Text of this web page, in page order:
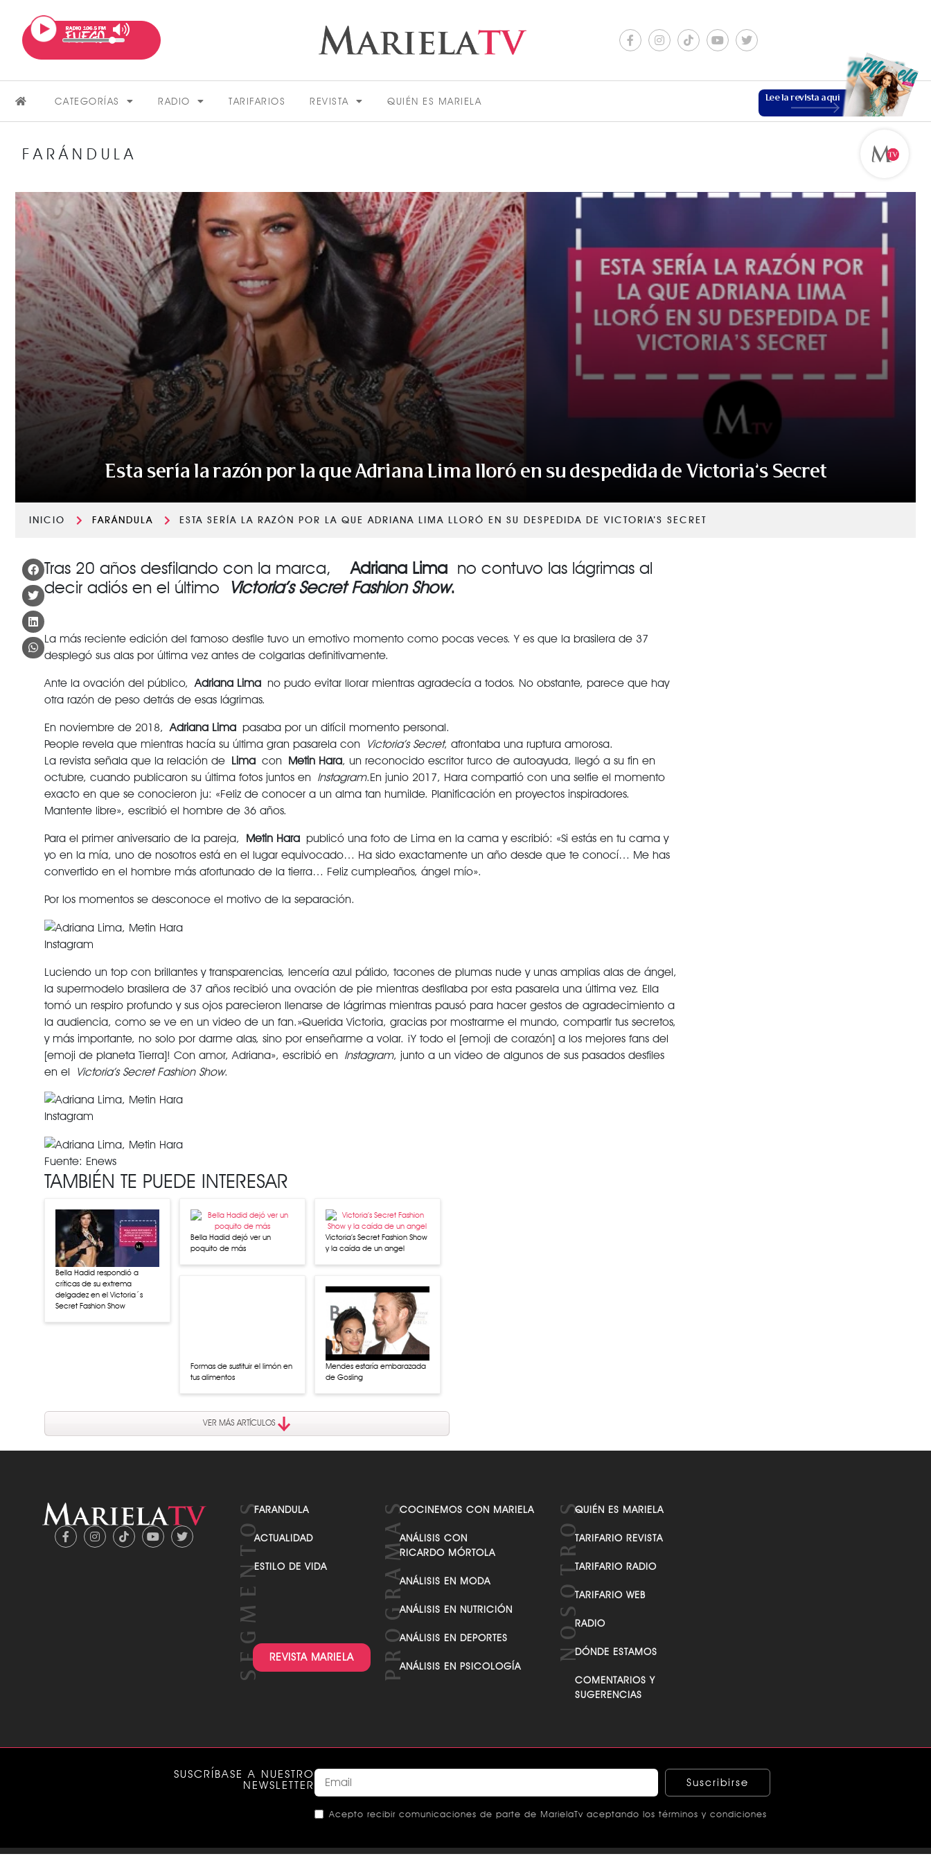
CATEGORÍAS RADIO TARIFARIOS REVISTA QUIÉN ES MARIELA Lee la revista aquí
FARÁNDULA
VER MÁS
ACTUALIDAD
VER MÁS
ESTILO DE VIDA
VER MÁS
VER TODAS LAS CATEGORÍAS
FARÁNDULA
Esta sería la razón por la que Adriana Lima lloró en su despedida de Victoria’s Secret
INICIO FARÁNDULA ESTA SERÍA LA RAZÓN POR LA QUE ADRIANA LIMA LLORÓ EN SU DESPEDIDA DE VICTORIA’S SECRET
Tras 20 años desfilando con la marca,Adriana Limano contuvo las lágrimas al
decir adiós en el último
Victoria’s Secret Fashion Show.
La más reciente edición del famoso desfile tuvo un emotivo momento como pocas veces. Y es que la brasilera de 37
desplegó sus alas por última vez antes de colgarlas definitivamente.
Ante la ovación del público,Adriana Lima no pudo evitar llorar mientras agradecía a todos. No obstante, parece que hay
otra razón de peso detrás de esas lágrimas.
En noviembre de 2018,Adriana Limapasaba por un difícil momento personal.
People revela que mientras hacía su última gran pasarela con
Victoria’s Secret, afrontaba una ruptura amorosa.
La revista señala que la relación de Limacon Metin Hara, un reconocido escritor turco de autoayuda, llegó a su fin en
octubre, cuando publicaron su última fotos juntos en Instagram.En junio 2017, Hara compartió con una selfie el momento
exacto en que se conocieron ju: «Feliz de conocer a un alma tan humilde. Planificación en proyectos inspiradores.
Mantente libre», escribió el hombre de 36 años.
Para el primer aniversario de la pareja, Metin Harapublicó una foto de Lima en la cama y escribió: «Si estás en tu cama y
yo en la mía, uno de nosotros está en el lugar equivocado… Ha sido exactamente un año desde que te conocí… Me has
convertido en el hombre más afortunado de la tierra… Feliz cumpleaños, ángel mío».
Por los momentos se desconoce el motivo de la separación.
Instagram
Luciendo un top con brillantes y transparencias, lencería azul pálido, tacones de plumas nude y unas amplias alas de ángel,
la supermodelo brasilera de 37 años recibió una ovación de pie mientras desfilaba por esta pasarela una última vez. Ella
tomó un respiro profundo y sus ojos parecieron llenarse de lágrimas mientras pausó para hacer gestos de agradecimiento a
la audiencia, como se ve en un video de un fan.»Querida Victoria, gracias por mostrarme el mundo, compartir tus secretos,
y más importante, no solo por darme alas, sino por enseñarme a volar. ¡Y todo el [emoji de corazón] a los mejores fans del
[emoji de planeta Tierra]! Con amor, Adriana», escribió en Instagram, junto a un video de algunos de sus pasados desfiles
en el
Victoria’s Secret Fashion Show.
Instagram
Fuente: Enews
TAMBIÉN TE PUEDE INTERESAR
Bella Hadid respondió a
críticas de su extrema
delgadez en el Victoria´s
Secret Fashion Show
sustentable
Bella Hadid dejó ver un
poquito de más
Formas de sustituir el limón en
tus alimentos
Victoria’s Secret Fashion Show
y la caída de un angel
Mendes estaría embarazada
de Gosling
FARANDULA
ACTUALIDAD
ESTILO DE VIDA
COCINEMOS CON MARIELA
ANÁLISIS CON
RICARDO MÓRTOLA
ANÁLISIS EN MODA
ANÁLISIS EN NUTRICIÓN
QUIÉN ES MARIELA
TARIFARIO REVISTA
TARIFARIO RADIO
TARIFARIO WEB
RADIO
SUGERENCIAS